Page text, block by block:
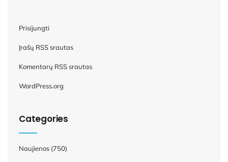
Prisijungti
Įrašų RSS srautas
Komentarų RSS srautas
WordPress.org
Categories
Naujienos (750)